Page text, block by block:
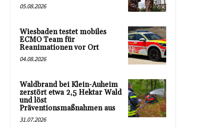
05.08.2026
Wiesbaden testet mobiles
ECMO Team für
Reanimationen vor Ort
04.08.2026
Waldbrand bei Klein-Auheim
zerstört etwa 2,5 Hektar Wald
und löst
Präventionsmaßnahmen aus
31.07.2026